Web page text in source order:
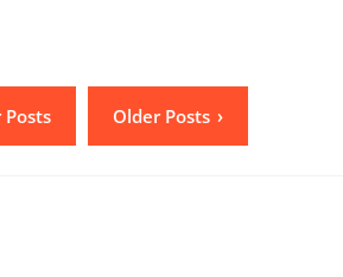
Older Posts